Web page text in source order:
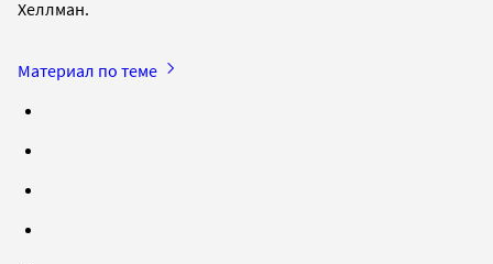
Хеллман.
Материал по теме